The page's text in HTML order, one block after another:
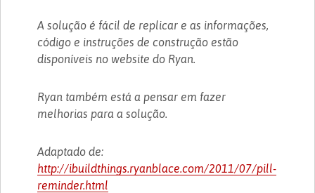
A solução é fácil de replicar e as informações,
código e instruções de construção estão
disponíveis no website do Ryan.
Ryan também está a pensar em fazer
melhorias para a solução.
Adaptado de:
http://ibuildthings.ryanblace.com/2011/07/pill-
reminder.html